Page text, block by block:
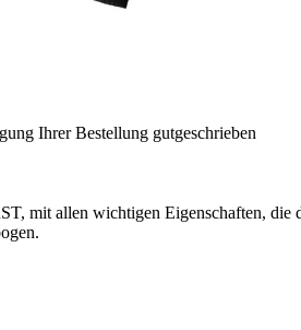
Ihrer Bestellung gutgeschrieben
mit allen wichtigen Eigenschaften,